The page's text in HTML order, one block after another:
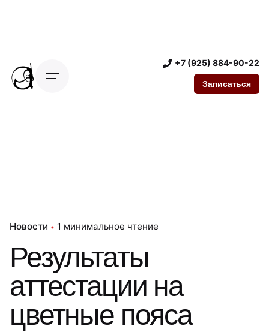
+7 (925) 884-90-22
Записаться
Новости 1 минимальное чтение
Результаты
аттестации на
цветные пояса